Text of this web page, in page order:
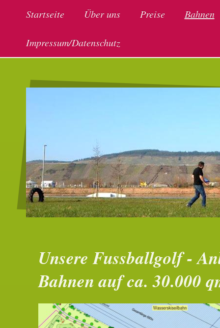
Startseite Über uns Preise Bahnen
Impressum/Datenschutz
Unsere Fussballgolf -
Bahnen auf ca. 30.000